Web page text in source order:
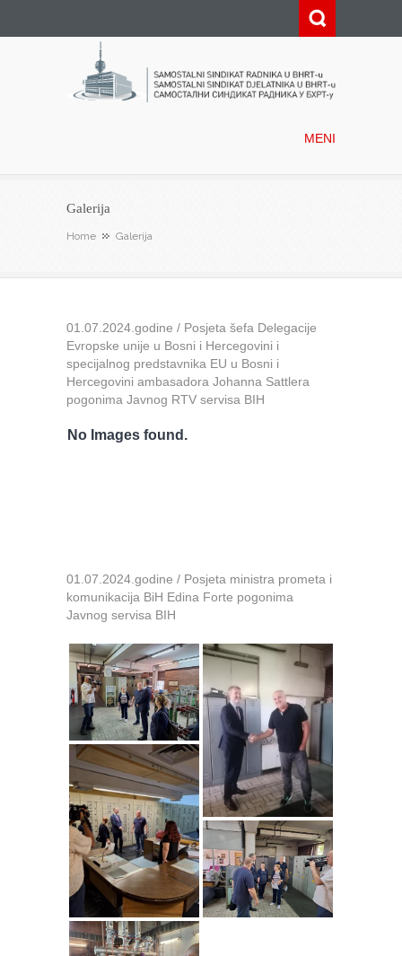
MENI
Galerija
Home Galerija
01.07.2024.godine / Posjeta šefa Delegacije
Evropske unije u Bosni i Hercegovini i
specijalnog predstavnika EU u Bosni i
Hercegovini ambasadora Johanna Sattlera
pogonima Javnog RTV servisa BIH
No Images found.
01.07.2024.godine / Posjeta ministra prometa i
komunikacija BiH Edina Forte pogonima
Javnog servisa BIH